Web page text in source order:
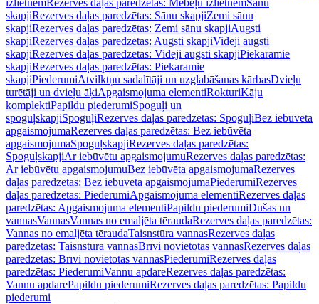
izlietnēmRezerves daļas paredzētas: Mēbeļu izlietnēmSānu
skapjiRezerves daļas paredzētas: Sānu skapjiZemi sānu
skapjiRezerves daļas paredzētas: Zemi sānu skapjiAugsti
skapjiRezerves daļas paredzētas: Augsti skapjiVidēji augsti
skapjiRezerves daļas paredzētas: Vidēji augsti skapjiPiekaramie
skapjiRezerves daļas paredzētas: Piekaramie
skapjiPiederumiAtvilktņu sadalītāji un uzglabāšanas kārbasDvieļu
turētāji un dvieļu āķiApgaismojuma elementiRokturiKāju
komplektiPapildu piederumiSpoguļi un
spoguļskapjiSpoguļiRezerves daļas paredzētas: SpoguļiBez iebūvēta
apgaismojumaRezerves daļas paredzētas: Bez iebūvēta
apgaismojumaSpoguļskapjiRezerves daļas paredzētas:
SpoguļskapjiAr iebūvētu apgaismojumuRezerves daļas paredzētas:
Ar iebūvētu apgaismojumuBez iebūvēta apgaismojumaRezerves
daļas paredzētas: Bez iebūvēta apgaismojumaPiederumiRezerves
daļas paredzētas: PiederumiApgaismojuma elementiRezerves daļas
paredzētas: Apgaismojuma elementiPapildu piederumiDušas un
vannasVannasVannas no emaljēta tēraudaRezerves daļas paredzētas:
Vannas no emaljēta tēraudaTaisnstūra vannasRezerves daļas
paredzētas: Taisnstūra vannasBrīvi novietotas vannasRezerves daļas
paredzētas: Brīvi novietotas vannasPiederumiRezerves daļas
paredzētas: PiederumiVannu apdareRezerves daļas paredzētas:
Vannu apdarePapildu piederumiRezerves daļas paredzētas: Papildu
piederumi